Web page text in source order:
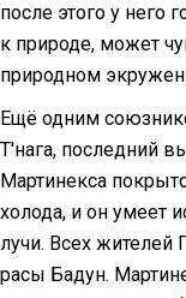
после этого у него
к природе, может
природном
Ещё одним
Т'нага, последний
Мартинекса
холода, и он умеет
лучи. Всех жителей
расы Бадун.